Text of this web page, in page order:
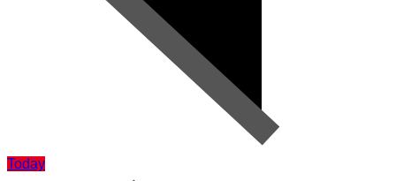
Today